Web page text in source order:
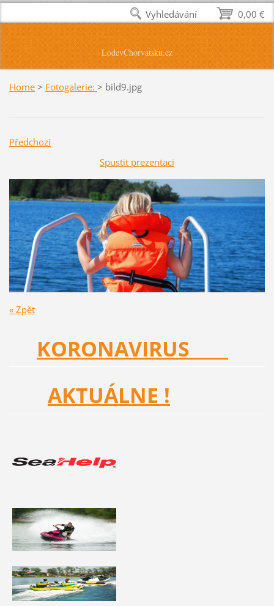
LodevChorvatsku.cz
Home > Fotogalerie: > bild9.jpg
Předchozí
Spustit prezentaci
« Zpět
KORONAVIRUS
AKTUÁLNE !
0,00 €
Vyhledávání